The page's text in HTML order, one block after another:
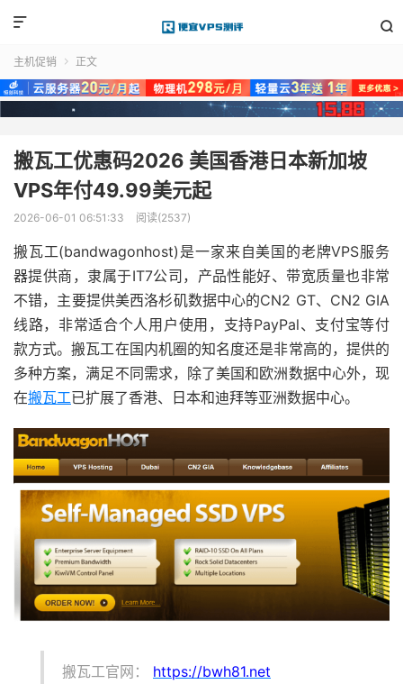


主机促销  正文
搬瓦工优惠码2026 美国香港日本新加坡
VPS年付49.99美元起
2026-06-01 06:51:33 阅读(2537)
搬瓦工(bandwagonhost)是一家来自美国的老牌VPS服务
器提供商，隶属于IT7公司，产品性能好、带宽质量也非常
不错，主要提供美西洛杉矶数据中心的CN2 GT、CN2 GIA
线路，非常适合个人用户使用，支持PayPal、支付宝等付
款方式。搬瓦工在国内机圈的知名度还是非常高的，提供的
多种方案，满足不同需求，除了美国和欧洲数据中心外，现
在搬瓦工已扩展了香港、日本和迪拜等亚洲数据中心。
搬瓦工官网： https://bwh81.net